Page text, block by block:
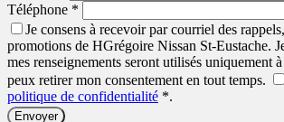
Téléphone *
Je consens à recevoir par courriel des
promotions de HGrégoire Nissan St-Eustache.
mes renseignements seront utilisés uniquement
peux retirer mon consentement en tout temps.
politique de confidentialité *.